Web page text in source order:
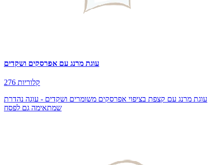
עוגת מרנג עם אפרסקים ושקדים
276 קלוריות
עוגת מרנג עם קצפת בציפוי אפרסקים משומרים ושקדים - עוגה נהדרת
שמתאימה גם לפסח